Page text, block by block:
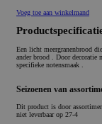
Voeg toe aan winkelmand
Een licht meergranenbrood
ander brood . Door decoratie
specifieke notensmaak .
Seizoenen van
Dit product is door
niet leverbaar op 27-4